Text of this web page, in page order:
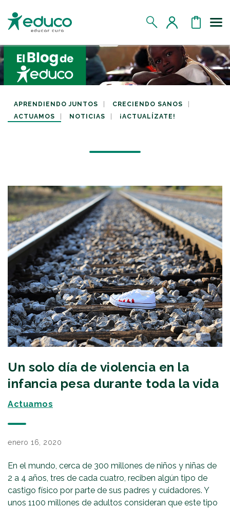
MIS DATOS
MIS APADRINADOS
MIS RETOS SOLIDARIOS
CERRAR SESIÓN
APRENDIENDO JUNTOS
CRECIENDO SANOS
ACTUAMOS
NOTICIAS ¡ACTUALÍZATE!
Un solo día de violencia en la
infancia pesa durante toda la vida
Actuamos
enero 16, 2020
En el mundo, cerca de 300 millones de niños y niñas de
2 a 4 años, tres de cada cuatro, reciben algún tipo de
castigo físico por parte de sus padres y cuidadores. Y
unos 1100 millones de adultos consideran que este tipo